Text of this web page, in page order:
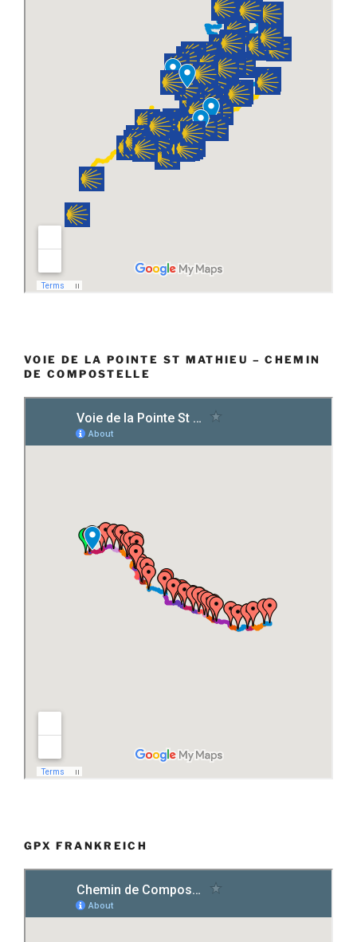
VOIE DE LA POINTE ST MATHIEU – CHEMIN
DE COMPOSTELLE
GPX FRANKREICH